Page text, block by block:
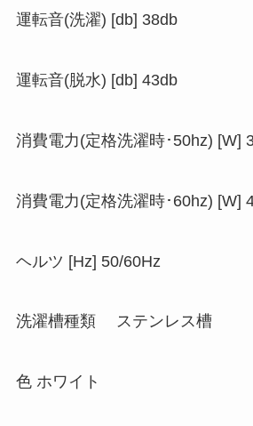
運転音(洗濯) [db] 38db
運転音(脱水) [db] 43db
消費電力(定格洗濯時･50hz) [W]
消費電力(定格洗濯時･60hz) [W]
ヘルツ [Hz] 50/60Hz
洗濯槽種類 ステンレス槽
色 ホワイト